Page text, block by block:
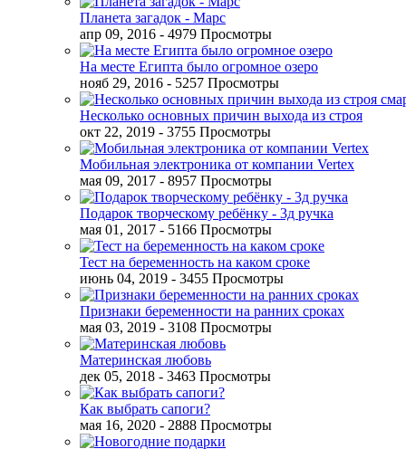
Планета загадок - Марс
апр 09, 2016 - 4979 Просмотры
На месте Египта было огромное озеро
нояб 29, 2016 - 5257 Просмотры
Несколько основных причин выхода из строя
окт 22, 2019 - 3755 Просмотры
Мобильная электроника от компании Vertex
мая 09, 2017 - 8957 Просмотры
Подарок творческому ребёнку - 3д ручка
мая 01, 2017 - 5166 Просмотры
Тест на беременность на каком сроке
июнь 04, 2019 - 3455 Просмотры
Признаки беременности на ранних сроках
мая 03, 2019 - 3108 Просмотры
Материнская любовь
дек 05, 2018 - 3463 Просмотры
Как выбрать сапоги?
мая 16, 2020 - 2888 Просмотры